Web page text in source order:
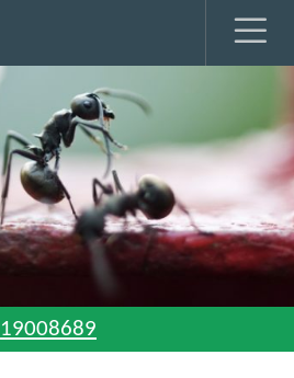
19008689